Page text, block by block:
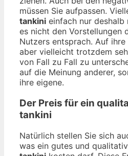
müssen Sie aufpassen.
tankini einfach nur
es nicht den Vorstellungen
Nutzers entsprach. Auf
aber vielleicht trotzdem
von Fall zu Fall zu
auf die Meinung anderer,
ihre eigene.
Der Preis für ein
tankini
Natürlich stellen Sie sich
was ein gutes und